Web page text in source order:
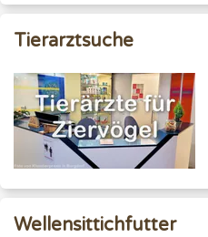
Tierarztsuche
Wellensittichfutter